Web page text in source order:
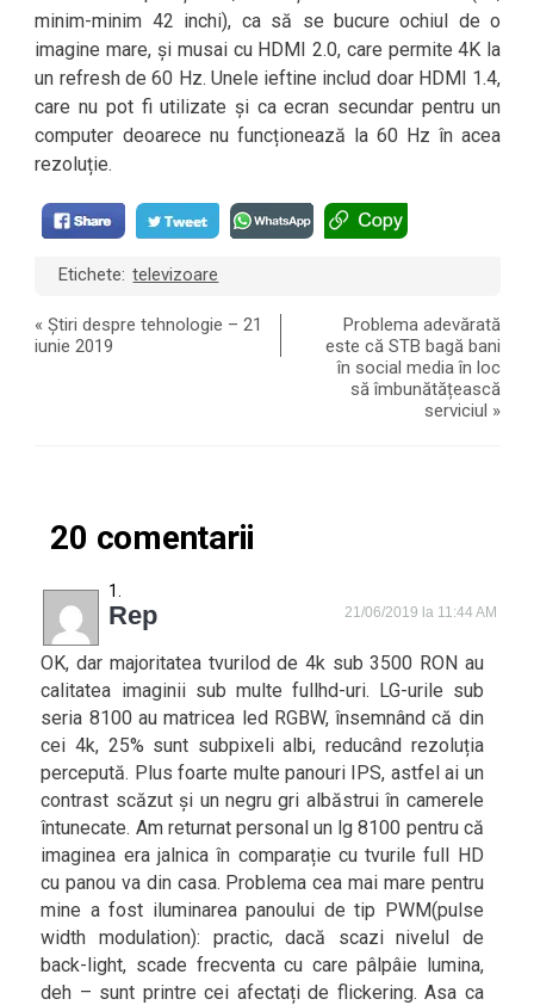
minim-minim 42 inchi), ca să se bucure ochiul de o
imagine mare, și musai cu HDMI 2.0, care permite 4K la
un refresh de 60 Hz. Unele ieftine includ doar HDMI 1.4,
care nu pot fi utilizate și ca ecran secundar pentru un
computer deoarece nu funcționează la 60 Hz în acea
rezoluție.
Etichete: televizoare
«Știri despre tehnologie – 21
iunie 2019
Problema adevărată
este că STB bagă bani
în social media în loc
să îmbunătățească
serviciul »
20 comentarii
Rep 21/06/2019 la 11:44 AM
OK, dar majoritatea tvurilod de 4k sub 3500 RON au
calitatea imaginii sub multe fullhd-uri. LG-urile sub
seria 8100 au matricea led RGBW, însemnând că din
cei 4k, 25% sunt subpixeli albi, reducând rezoluția
percepută. Plus foarte multe panouri IPS, astfel ai un
contrast scăzut și un negru gri albăstrui în camerele
întunecate. Am returnat personal un lg 8100 pentru că
imaginea era jalnica în comparație cu tvurile full HD
cu panou va din casa. Problema cea mai mare pentru
mine a fost iluminarea panoului de tip PWM(pulse
width modulation): practic, dacă scazi nivelul de
back-light, scade frecventa cu care pâlpâie lumina,
deh – sunt printre cei afectați de flickering. Asa ca